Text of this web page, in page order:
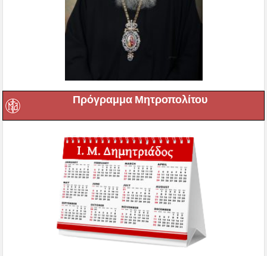
Πρόγραμμα Μητροπολίτου